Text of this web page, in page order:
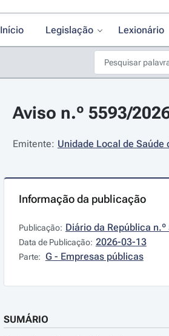
Início Legislação Lexionário
Aviso n.º 5593/
Emitente: Unidade Local de Saúde
Informação da publicação
Publicação: Diário da República
Data de Publicação: 2026-03-13
Parte: G - Empresas públicas
SUMÁRIO